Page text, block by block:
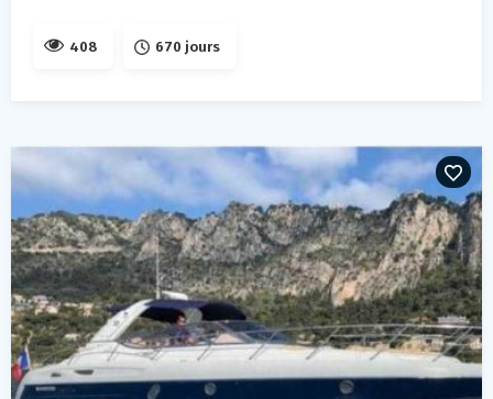
408 670 jours